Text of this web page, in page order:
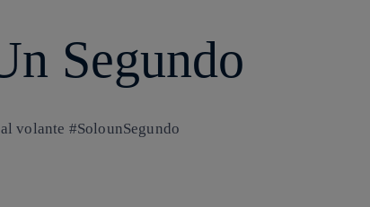
Segundo
volante #SolounSegundo